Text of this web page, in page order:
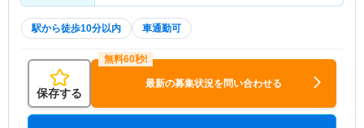
駅から徒歩10分以内 車通勤可
保存する
最新の募集状況を問い合わせる